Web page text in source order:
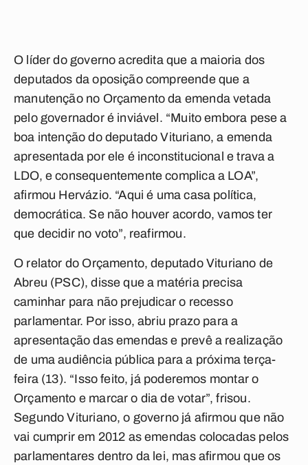
O líder do governo acredita que a maioria dos
deputados da oposição compreende que a
manutenção no Orçamento da emenda vetada
pelo governador é inviável. “Muito embora pese a
boa intenção do deputado Vituriano, a emenda
apresentada por ele é inconstitucional e trava a
LDO, e consequentemente complica a LOA”,
afirmou Hervázio. “Aqui é uma casa política,
democrática. Se não houver acordo, vamos ter
que decidir no voto”, reafirmou.
O relator do Orçamento, deputado Vituriano de
Abreu (PSC), disse que a matéria precisa
caminhar para não prejudicar o recesso
parlamentar. Por isso, abriu prazo para a
apresentação das emendas e prevê a realização
de uma audiência pública para a próxima terça-
feira (13). “Isso feito, já poderemos montar o
Orçamento e marcar o dia de votar”, frisou.
Segundo Vituriano, o governo já afirmou que não
vai cumprir em 2012 as emendas colocadas pelos
parlamentares dentro da lei, mas afirmou que os